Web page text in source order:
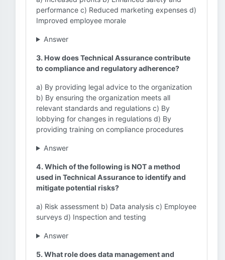
performance c) Reduced marketing expenses d)
Improved employee morale
Answer
3. How does Technical Assurance contribute
to compliance and regulatory adherence?
a) By providing legal advice to the organization
b) By ensuring the organization meets all
relevant standards and regulations c) By
lobbying for changes in regulations d) By
providing training on compliance procedures
Answer
4. Which of the following is NOT a method
used in Technical Assurance to identify and
mitigate potential risks?
a) Risk assessment b) Data analysis c) Employee
surveys d) Inspection and testing
Answer
5. What role does data management and